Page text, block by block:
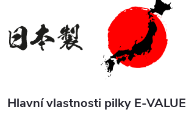
Hlavní vlastnosti pilky E-VALUE